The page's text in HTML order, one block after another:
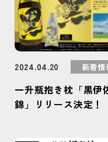
2024.04.20 新着情
一升瓶抱き枕「黒伊
錦」リリース決定！